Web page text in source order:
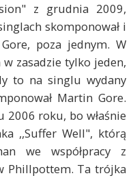
z grudnia 2009,
skomponował i
poza jednym. W
zasadzie tylko jeden,
to na singlu wydany
Martin Gore.
2006 roku, bo właśnie
,,Suffer Well", którą
we współpracy z
Phillpottem. Ta trójka